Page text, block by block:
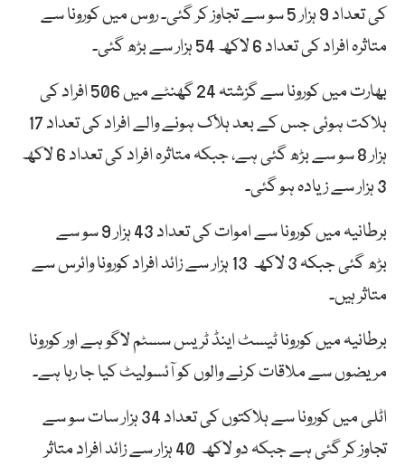
کی تعداد 9 ہزار 5 سو سے تجاوز کر گئی۔ روس میں کورونا سے
متاثرہ افراد کی تعداد 6 لاکھ 54 ہزار سے بڑھ گئی۔
بھارت میں کورونا سے گزشتہ 24 گھنٹے میں 506 افراد کی
ہلاکت ہوئی جس کے بعد ہلاک ہونے والے افراد کی تعداد 17
ہزار 8 سو سے بڑھ گئی ہے، جبکہ متاثرہ افراد کی تعداد 6 لاکھ
3 ہزار سے زیادہ ہو گئی۔
برطانیہ میں کورونا سے اموات کی تعداد 43 ہزار 9 سو سے
بڑھ گئی جبکہ 3 لاکھ 13 ہزار سے زائد افراد کورونا وائرس سے
متاثر ہیں۔
برطانیہ میں کورونا ٹیسٹ اینڈ ٹریس سسٹم لاگو ہے اور کورونا
مریضوں سے ملاقات کرنے والوں کو آئسولیٹ کیا جا رہا ہے۔
اٹلی میں کورونا سے ہلاکتوں کی تعداد 34 ہزار سات سو سے
تجاوز کر گئی ہے جبکہ دو لاکھ 40 ہزار سے زائد افراد متاثر